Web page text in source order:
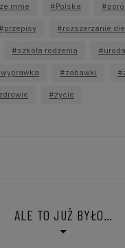
mnie Polska
przepisy rozszerzanie
szkoła rodzenia uroda
wyprawka zabawki
zdrowie życie
ALE TO JUŻ BYŁO…